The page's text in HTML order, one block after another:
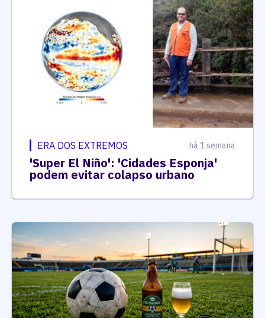
ERA DOS EXTREMOS há 1 semana
'Super El Niño': 'Cidades Esponja'
podem evitar colapso urbano